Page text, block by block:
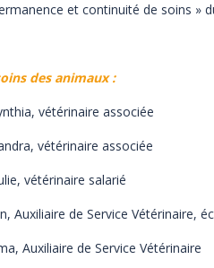
et continuité de soins »
des animaux :
vétérinaire associée
vétérinaire associée
vétérinaire salarié
de Service Vétérinaire,
de Service Vétérinaire